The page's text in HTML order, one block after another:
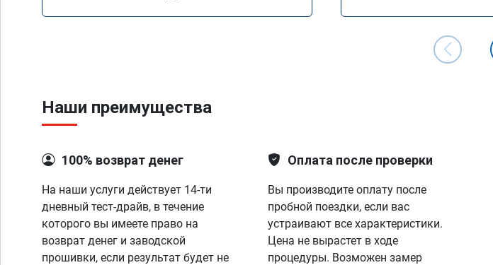
Наши преимущества
100% возврат денег
На наши услуги действует 14-ти
дневный тест-драйв, в течение
которого вы имеете право на
возврат денег и заводской
прошивки, если результат будет не
Оплата после проверки
Вы производите оплату после
пробной поездки, если вас
устраивают все характеристики.
Цена не вырастет в ходе
процедуры. Возможен замер